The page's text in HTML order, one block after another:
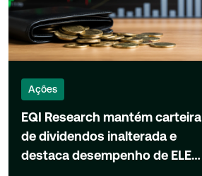
Ações
EQI Research mantém carteira
de dividendos inalterada e
destaca desempenho de ELET6